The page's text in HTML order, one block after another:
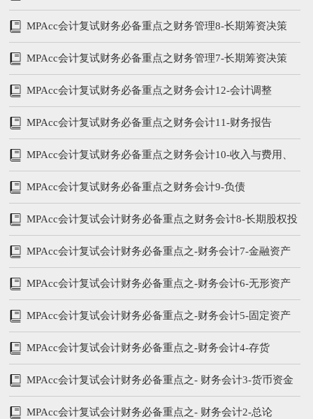
MPAcc会计复试财务必备重点之财务管理8-长期筹资决策
MPAcc会计复试财务必备重点之财务管理7-长期筹资决策
MPAcc会计复试财务必备重点之财务会计12-会计调整
MPAcc会计复试财务必备重点之财务会计11-财务报告
MPAcc会计复试财务必备重点之财务会计10-收入与费用、
所有者权益
MPAcc会计复试财务必备重点之财务会计9-负债
MPAcc会计复试会计财务必备重点之财务会计8-长期股权投
资
MPAcc会计复试会计财务必备重点之-财务会计7-金融资产
MPAcc会计复试会计财务必备重点之-财务会计6-无形资产
MPAcc会计复试会计财务必备重点之-财务会计5-固定资产
MPAcc会计复试会计财务必备重点之-财务会计4-存货
MPAcc会计复试会计财务必备重点之- 财务会计3-货币资金
及应收账款
MPAcc会计复试会计财务必备重点之- 财务会计2-总论